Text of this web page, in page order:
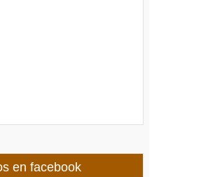
en facebook